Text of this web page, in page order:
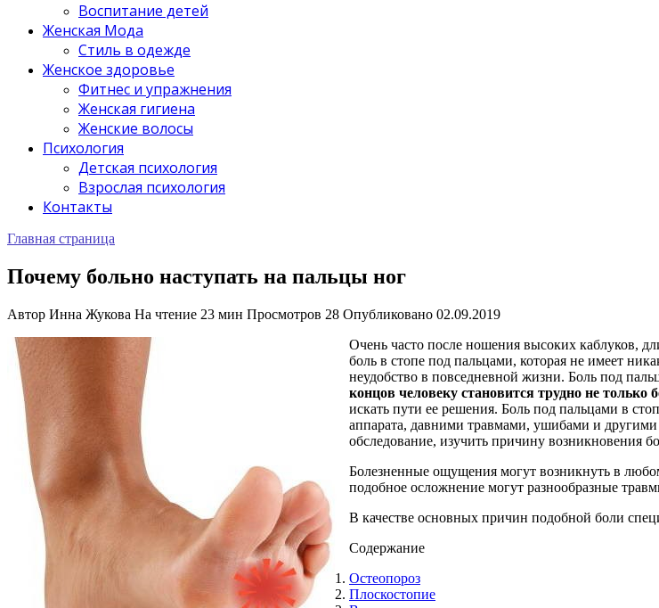
Воспитание детей
Женская Мода
Стиль в одежде
Женское здоровье
Фитнес и упражнения
Женская гигиена
Женские волосы
Психология
Детская психология
Взрослая психология
Контакты
Главная страница
Почему больно наступать на пальцы ног
Автор Инна Жукова На чтение 23 мин Просмотров 28 Опубликовано 02.09.2019
Очень часто после ношения высоких каблуков,
боль в стопе под пальцами, которая не имеет
неудобство в повседневной жизни. Боль под
концов человеку становится трудно не только
искать пути ее решения. Боль под пальцами в
аппарата, давними травмами, ушибами и
обследование, изучить причину возникновения
Болезненные ощущения могут возникнуть в
подобное осложнение могут разнообразные
В качестве основных причин подобной боли
Содержание
Остеопороз
Плоскостопие